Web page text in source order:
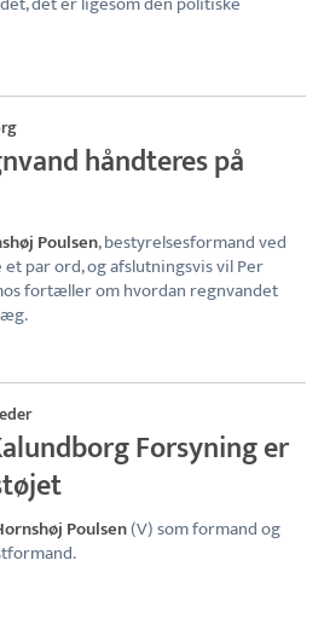
håndteres på
Poulsen, bestyrelsesformand ved
par ord, og afslutningsvis vil Per
fortæller om hvordan regnvandet
Forsyning er
Poulsen(V) som formand og